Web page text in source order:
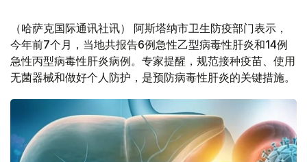
（哈萨克国际通讯社讯） 阿斯塔纳市卫生防疫部门表示，
今年前7个月，当地共报告6例急性乙型病毒性肝炎和14例
急性丙型病毒性肝炎病例。专家提醒，规范接种疫苗、使用
无菌器械和做好个人防护，是预防病毒性肝炎的关键措施。